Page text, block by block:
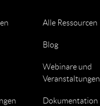
Alle Ressourcen
Blog
Webinare und
Veranstaltungen
Dokumentation